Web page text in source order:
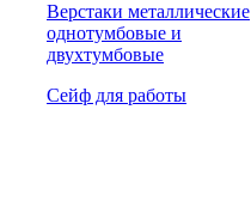
Верстаки металлические
однотумбовые и
двухтумбовые
Сейф для работы